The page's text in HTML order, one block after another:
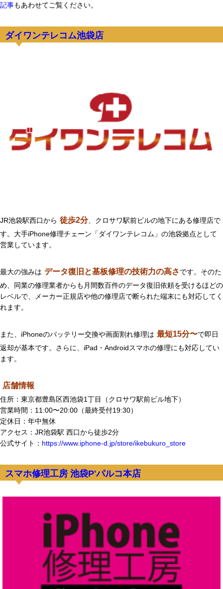
記事もあわせてご覧ください。
ダイワンテレコム池袋店
JR池袋駅西口から 徒歩2分、クロサワ駅前ビルの地下にある修理店で
す。大手iPhone修理チェーン「ダイワンテレコム」の池袋拠点として
営業しています。
最大の強みは データ復旧と基板修理の技術力の高さです。そのた
め、同業の修理業者からも月間数百件のデータ復旧依頼を受けるほどの
レベルで、メーカー正規店や他の修理店で断られた端末にも対応してく
れます。
また、iPhoneのバッテリー交換や画面割れ修理は 最短15分〜で即日
返却が基本です。さらに、iPad・Androidスマホの修理にも対応してい
ます。
店舗情報
住所：東京都豊島区西池袋1丁目（クロサワ駅前ビル地下）
営業時間：11:00〜20:00（最終受付19:30）
定休日：年中無休
アクセス：JR池袋駅 西口から徒歩2分
公式サイト： https://www.iphone-d.jp/store/ikebukuro_store
スマホ修理工房 池袋P'パルコ本店